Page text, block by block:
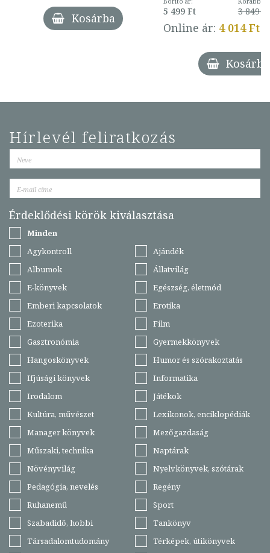
Kosárba 5 499 Ft 3 849 Ft
Online ár: 4 014 Ft
Kosárba
Hírlevél feliratkozás
Érdeklődési körök kiválasztása
Minden
Agykontroll
Ajándék
Albumok
Állatvilág
E-könyvek
Egészség, életmód
Emberi kapcsolatok
Erotika
Ezoterika
Film
Gasztronómia
Gyermekkönyvek
Hangoskönyvek
Humor és szórakoztatás
Ifjúsági könyvek
Informatika
Irodalom
Játékok
Kultúra, művészet
Lexikonok, enciklopédiák
Manager könyvek
Mezőgazdaság
Műszaki, technika
Naptárak
Növényvilág
Nyelvkönyvek, szótárak
Pedagógia, nevelés
Regény
Ruhanemű
Sport
Szabadidő, hobbi
Tankönyv
Társadalomtudomány
Térképek, útikönyvek